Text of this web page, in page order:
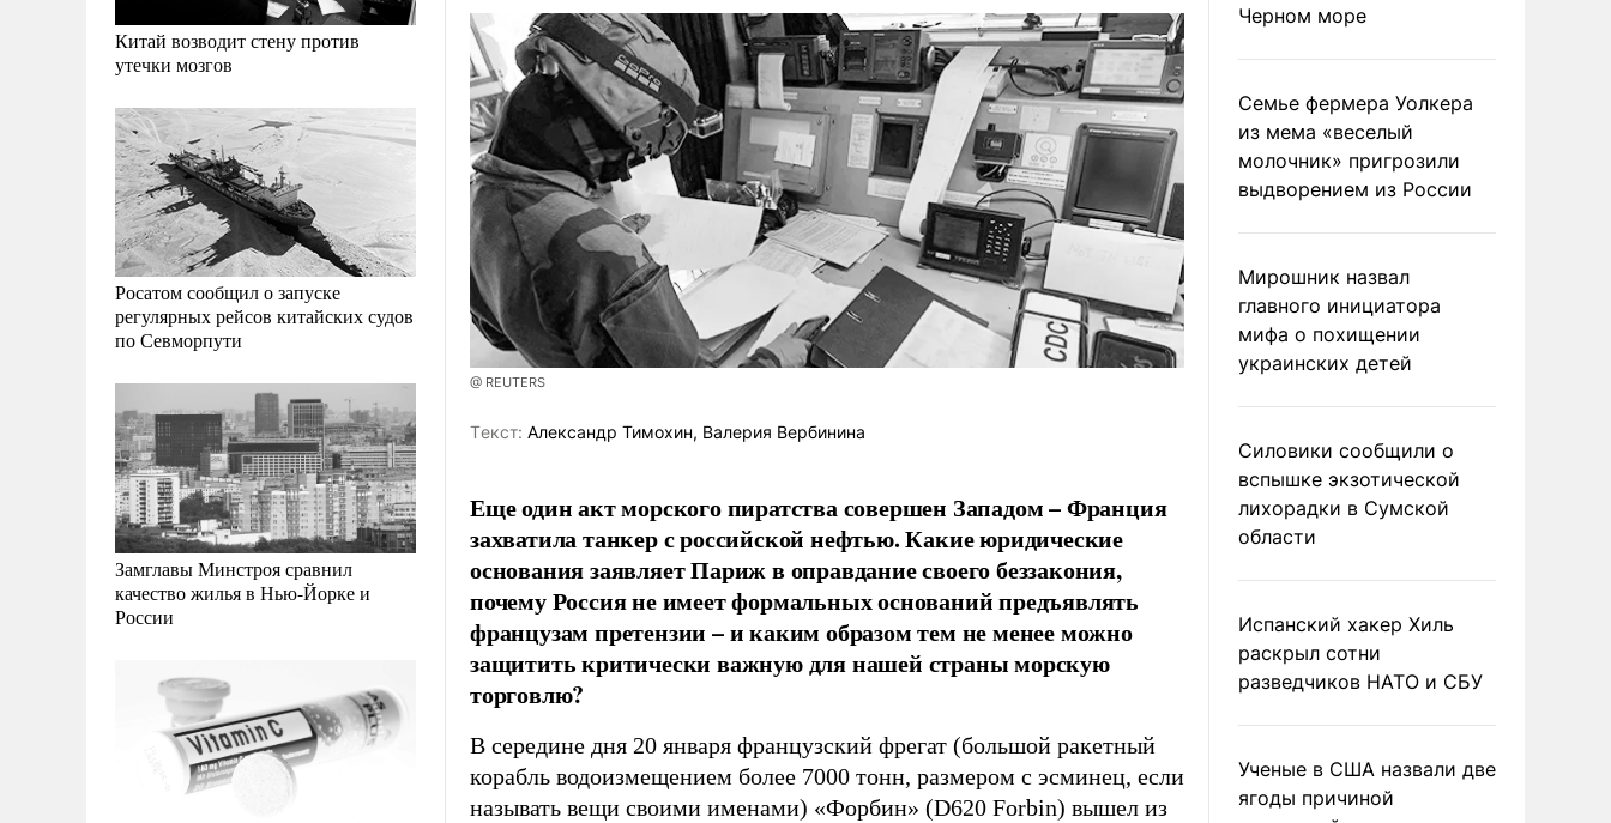
Китай возводит стену против
утечки мозгов
Росатом сообщил о запуске
регулярных рейсов китайских судов
по Севморпути
Замглавы Минстроя сравнил
качество жилья в Нью-Йорке и
России
@ REUTERS
Tекст: Александр Тимохин, Валерия Вербинина
Еще один акт морского пиратства совершен Западом – Франция
захватила танкер с российской нефтью. Какие юридические
основания заявляет Париж в оправдание своего беззакония,
почему Россия не имеет формальных оснований предъявлять
французам претензии – и каким образом тем не менее можно
защитить критически важную для нашей страны морскую
торговлю?
В середине дня 20 января французский фрегат (большой ракетный
корабль водоизмещением более 7000 тонн, размером с эсминец, если
называть вещи своими именами) «Форбин» (D620 Forbin) вышел из
Черном море
Семье фермера Уолкера
из мема «веселый
молочник» пригрозили
выдворением из России
Мирошник назвал
главного инициатора
мифа о похищении
украинских детей
Силовики сообщили о
вспышке экзотической
лихорадки в Сумской
области
Испанский хакер Хиль
раскрыл сотни
разведчиков НАТО и СБУ
Ученые в США назвали две
ягоды причиной